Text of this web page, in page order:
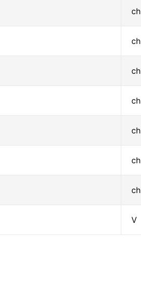
ch
ch
ch
ch
ch
ch
ch
V